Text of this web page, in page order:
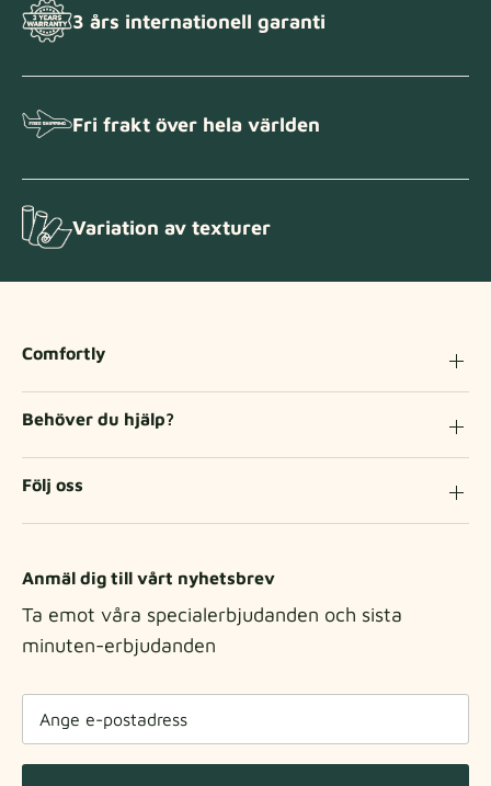
3 års internationell garanti
Fri frakt över hela världen
Variation av texturer
Anmäl dig till vårt nyhetsbrev
Ta emot våra specialerbjudanden och sista
minuten-erbjudanden
Comfortly
Behöver du hjälp?
Följ oss